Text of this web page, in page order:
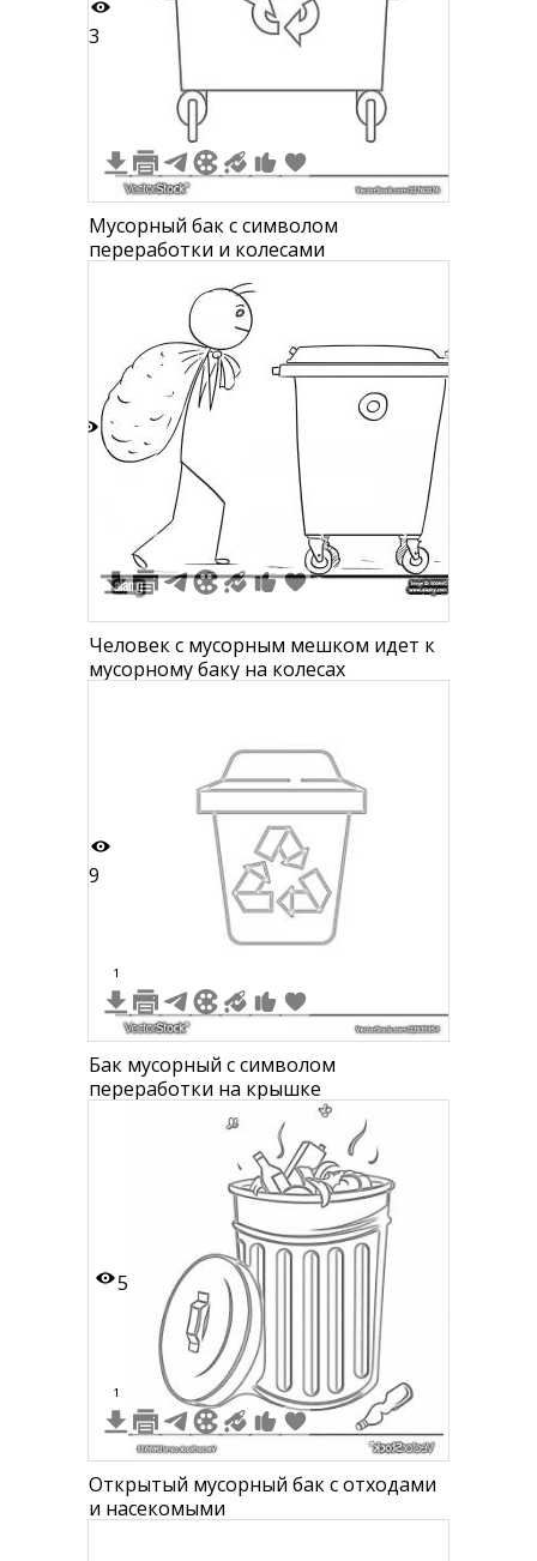
3
Мусорный бак с символом
переработки и колесами
Человек с мусорным мешком идет к
мусорному баку на колесах
9
1
Бак мусорный с символом
переработки на крышке
5
1
Открытый мусорный бак с отходами
и насекомыми